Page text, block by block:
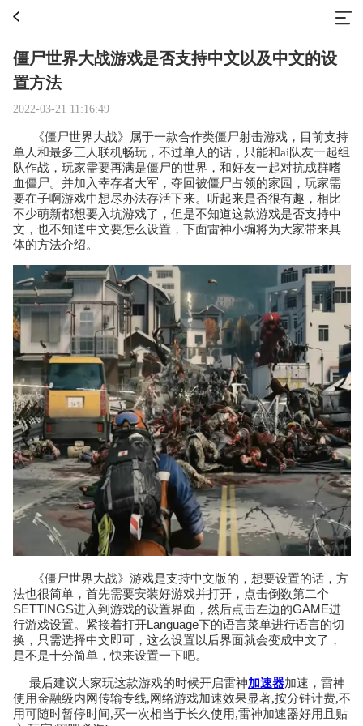
僵尸世界大战游戏是否支持中文以及中文的设
置方法
2022-03-21 11:16:49
《僵尸世界大战》属于一款合作类僵尸射击游戏，目前支持
单人和最多三人联机畅玩，不过单人的话，只能和ai队友一起组
队作战，玩家需要再满是僵尸的世界，和好友一起对抗成群嗜
血僵尸。并加入幸存者大军，夺回被僵尸占领的家园，玩家需
要在子啊游戏中想尽办法存活下来。听起来是否很有趣，相比
不少萌新都想要入坑游戏了，但是不知道这款游戏是否支持中
文，也不知道中文要怎么设置，下面雷神小编将为大家带来具
体的方法介绍。
《僵尸世界大战》游戏是支持中文版的，想要设置的话，方
法也很简单，首先需要安装好游戏并打开， 点击倒数第二个
SETTINGS进入到游戏的设置界面，然后点击左边的GAME进
行游戏设置。紧接着打开Language下的语言菜单进行语言的切
换，只需选择中文即可，这么设置以后界面就会变成中文了，
是不是十分简单，快来设置一下吧。
最后建议大家玩这款游戏的时候开启雷神加速器加速，雷神
使用金融级内网传输专线,网络游戏加速效果显著,按分钟计费,不
用可随时暂停时间,买一次相当于长久使用,雷神加速器好用且贴